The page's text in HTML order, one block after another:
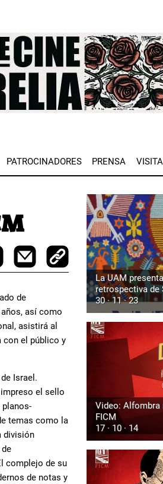
PATROCINADORES PRENSA
de
así como
asistirá al
con el público y
Israel.
el sello
temas como la
división
complejo de su
de notas y
La UAM
retrospectiva de
30 · 11 · 23
Video: Alfombra
FICM
17 · 10 · 14